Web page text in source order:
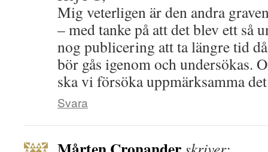
Mig veterligen är den andra
– med tanke på att det blev ett så
nog publicering att ta längre tid
bör gås igenom och undersökas.
ska vi försöka uppmärksamma
Svara